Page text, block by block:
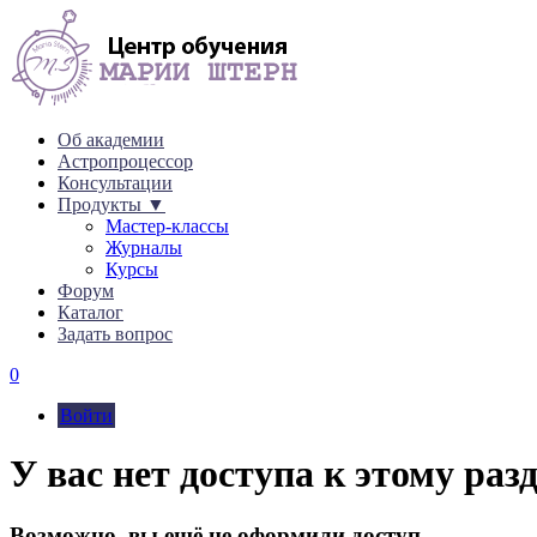
Об академии
Астропроцессор
Консультации
Продукты ▼
Мастер-классы
Журналы
Курсы
Форум
Каталог
Задать вопрос
0
Войти
У вас нет доступа к этому